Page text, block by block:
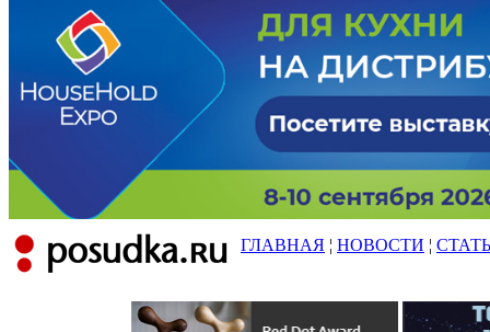
ГЛАВНАЯ ¦ НОВОСТИ ¦